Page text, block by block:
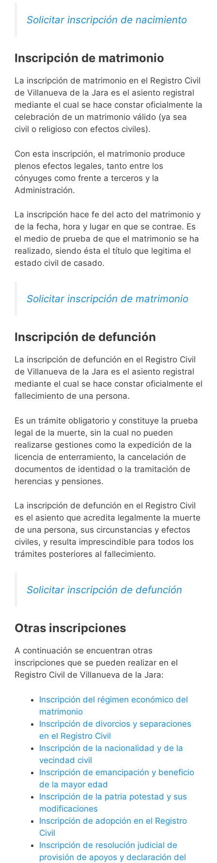
Solicitar inscripción de nacimiento
Inscripción de matrimonio
La inscripción de matrimonio en el Registro Civil
de Villanueva de la Jara es el asiento registral
mediante el cual se hace constar oficialmente la
celebración de un matrimonio válido (ya sea
civil o religioso con efectos civiles).
Con esta inscripción, el matrimonio produce
plenos efectos legales, tanto entre los
cónyuges como frente a terceros y la
Administración.
La inscripción hace fe del acto del matrimonio y
de la fecha, hora y lugar en que se contrae. Es
el medio de prueba de que el matrimonio se ha
realizado, siendo ésta el título que legitima el
estado civil de casado.
Solicitar inscripción de matrimonio
Inscripción de defunción
La inscripción de defunción en el Registro Civil
de Villanueva de la Jara es el asiento registral
mediante el cual se hace constar oficialmente el
fallecimiento de una persona.
Es un trámite obligatorio y constituye la prueba
legal de la muerte, sin la cual no pueden
realizarse gestiones como la expedición de la
licencia de enterramiento, la cancelación de
documentos de identidad o la tramitación de
herencias y pensiones.
La inscripción de defunción en el Registro Civil
es el asiento que acredita legalmente la muerte
de una persona, sus circunstancias y efectos
civiles, y resulta imprescindible para todos los
trámites posteriores al fallecimiento.
Solicitar inscripción de defunción
Otras inscripciones
A continuación se encuentran otras
inscripciones que se pueden realizar en el
Registro Civil de Villanueva de la Jara:
Inscripción del régimen económico del
matrimonio
Inscripción de divorcios y separaciones
en el Registro Civil
Inscripción de la nacionalidad y de la
vecindad civil
Inscripción de emancipación y beneficio
de la mayor edad
Inscripción de la patria potestad y sus
modificaciones
Inscripción de adopción en el Registro
Civil
Inscripción de resolución judicial de
provisión de apoyos y declaración del